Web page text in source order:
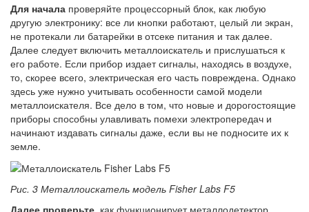
Для начала проверяйте процессорный блок, как любую
другую электронику: все ли кнопки работают, целый ли экран,
не протекали ли батарейки в отсеке питания и так далее.
Далее следует включить металлоискатель и прислушаться к
его работе. Если прибор издает сигналы, находясь в воздухе,
то, скорее всего, электрическая его часть повреждена. Однако
здесь уже нужно учитывать особенности самой модели
металлоискателя. Все дело в том, что новые и дорогостоящие
приборы способны улавливать помехи электропередач и
начинают издавать сигналы даже, если вы не подносите их к
земле.
Рис. 3 Металлоискатель модель Fisher Labs F5
Далее проверьте , как функционирует металлодетектор.